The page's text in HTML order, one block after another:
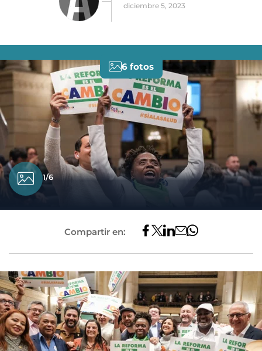
diciembre 5, 2023
6 fotos
1/6
Compartir en: